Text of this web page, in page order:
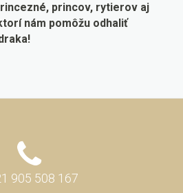
princov, rytierov aj
nám pomôžu odhaliť
905 508 167